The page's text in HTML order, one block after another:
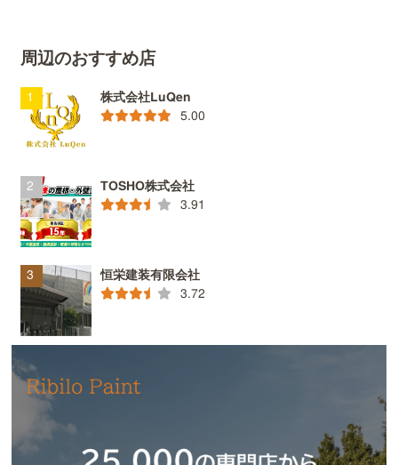
周辺のおすすめ店
株式会社LuQen
5.00
TOSHO株式会社
3.91
恒栄建装有限会社
3.72